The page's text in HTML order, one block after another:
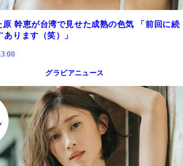
原 幹恵が台湾で見せた成熟の色気 「前回に続
ります（笑）」
グラビアニュース